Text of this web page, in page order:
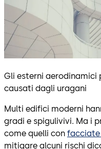
Gli esterni aerodinamici
causati dagli uragani
Multi edifici moderni
gradi e spigulivivi. Ma i
come quelli con facciate
mitigare alcuni rischi